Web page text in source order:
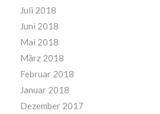
Juli 2018
Juni 2018
Mai 2018
März 2018
Februar 2018
Januar 2018
Dezember 2017